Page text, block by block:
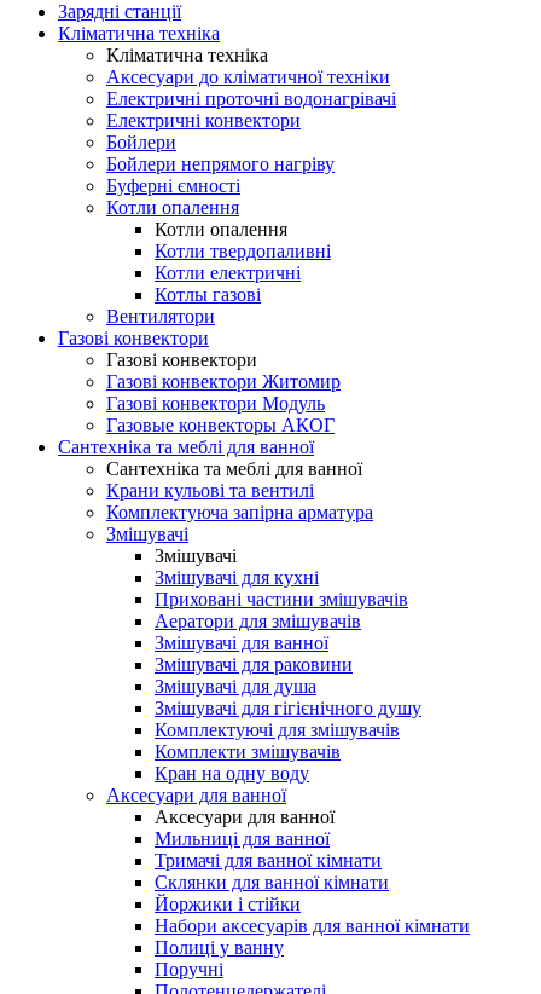
Зарядні станції
Кліматична техніка
Кліматична техніка
Аксесуари до кліматичної техніки
Електричні проточні водонагрівачі
Електричні конвектори
Бойлери
Бойлери непрямого нагріву
Буферні ємності
Котли опалення
Котли опалення
Котли твердопаливні
Котли електричні
Котлы газові
Вентилятори
Газові конвектори
Газові конвектори
Газові конвектори Житомир
Газові конвектори Модуль
Газовые конвекторы АКОГ
Сантехніка та меблі для ванної
Сантехніка та меблі для ванної
Крани кульові та вентилі
Комплектуюча запірна арматура
Змішувачі
Змішувачі
Змішувачі для кухні
Приховані частини змішувачів
Аератори для змішувачів
Змішувачі для ванної
Змішувачі для раковини
Змішувачі для душа
Змішувачі для гігієнічного душу
Комплектуючі для змішувачів
Комплекти змішувачів
Кран на одну воду
Аксесуари для ванної
Аксесуари для ванної
Мильниці для ванної
Тримачі для ванної кімнати
Склянки для ванної кімнати
Йоржики і стійки
Набори аксесуарів для ванної кімнати
Полиці у ванну
Поручні